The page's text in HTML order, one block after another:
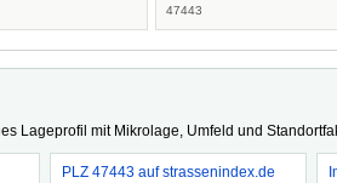
47443
Lageprofil mit Mikrolage, Umfeld und
PLZ 47443 auf strassenindex.de